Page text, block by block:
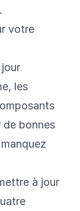
votre
les
de bonnes
à jour